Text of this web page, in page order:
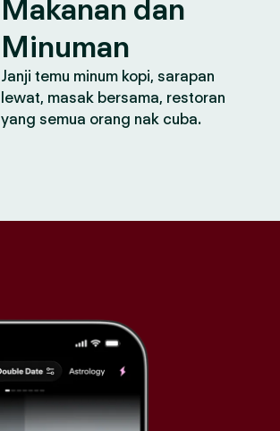
Makanan dan
Minuman
Janji temu minum kopi, sarapan
lewat, masak bersama, restoran
yang semua orang nak cuba.